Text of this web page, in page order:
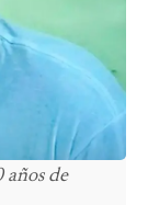
de